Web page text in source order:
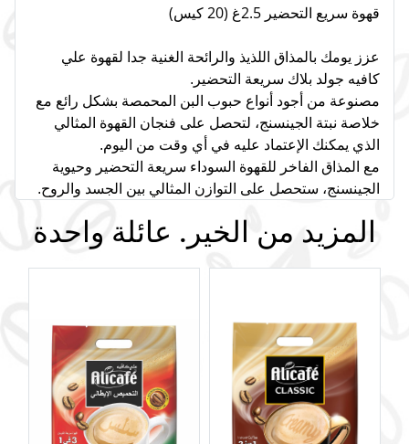
قهوة سريع التحضير 2.5غ (20 كيس)
عزز يومك بالمذاق اللذيذ والرائحة الغنية جدا لقهوة علي
كافيه جولد بلاك سريعة التحضير.
مصنوعة من أجود أنواع حبوب البن المحمصة بشكل رائع مع
خلاصة نبتة الجينسنج، لتحصل على فنجان القهوة المثالي
الذي يمكنك الإعتماد عليه في أي وقت من اليوم.
مع المذاق الفاخر للقهوة السوداء سريعة التحضير وحيوية
الجينسنج، ستحصل على التوازن المثالي بين الجسد والروح.
المزيد من الخير. عائلة واحدة